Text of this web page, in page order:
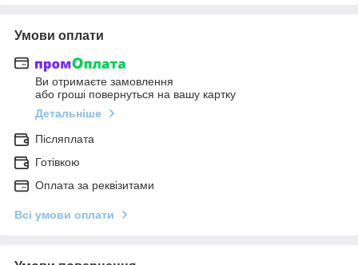
Умови оплати
Ви отримаєте замовлення
або гроші повернуться на вашу картку
Детальніше
Післяплата
Готівкою
Оплата за реквізитами
Всі умови оплати